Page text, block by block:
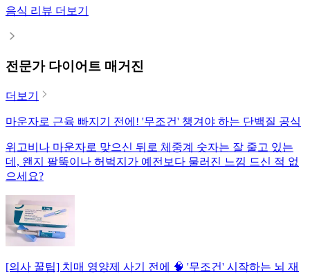
음식 리뷰 더보기
전문가 다이어트 매거진
더보기
마운자로 근육 빠지기 전에! '무조건' 챙겨야 하는 단백질 공식
위고비나 마운자로 맞으신 뒤로 체중계 숫자는 잘 줄고 있는
데, 왠지 팔뚝이나 허벅지가 예전보다 물러진 느낌 드신 적 없
으세요?
[의사 꿀팁] 치매 영양제 사기 전에 🧠 '무조건' 시작하는 뇌 재